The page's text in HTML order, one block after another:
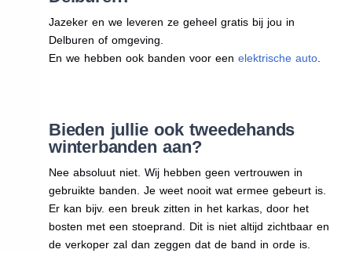
Jazeker en we leveren ze geheel gratis bij jou in
Delburen of omgeving.
En we hebben ook banden voor een elektrische auto.
Bieden jullie ook tweedehands
winterbanden aan?
Nee absoluut niet. Wij hebben geen vertrouwen in
gebruikte banden. Je weet nooit wat ermee gebeurt is.
Er kan bijv. een breuk zitten in het karkas, door het
bosten met een stoeprand. Dit is niet altijd zichtbaar en
de verkoper zal dan zeggen dat de band in orde is.